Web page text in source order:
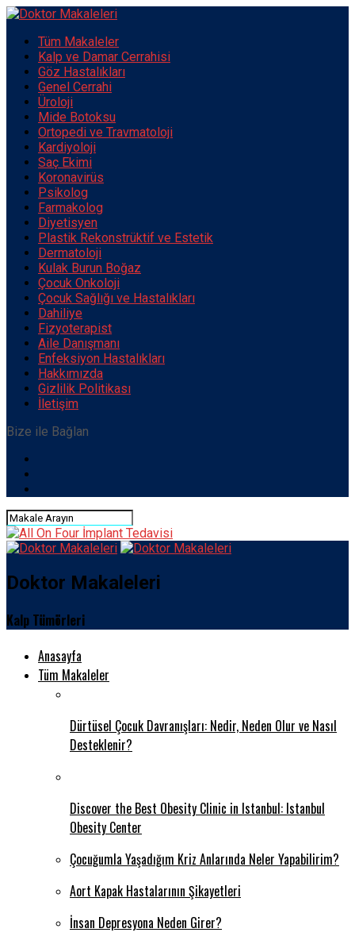
Tüm Makaleler
Kalp ve Damar Cerrahisi
Göz Hastalıkları
Genel Cerrahi
Üroloji
Mide Botoksu
Ortopedi ve Travmatoloji
Kardiyoloji
Saç Ekimi
Koronavirüs
Psikolog
Farmakolog
Diyetisyen
Plastik Rekonstrüktif ve Estetik
Dermatoloji
Kulak Burun Boğaz
Çocuk Onkoloji
Çocuk Sağlığı ve Hastalıkları
Dahiliye
Fizyoterapist
Aile Danışmanı
Enfeksiyon Hastalıkları
Hakkımızda
Gizlilik Politikası
İletişim
Bize ile Bağlan
Doktor Makaleleri
Kalp Tümörleri
Anasayfa
Tüm Makaleler
Dürtüsel Çocuk Davranışları: Nedir, Neden Olur ve Nasıl
Desteklenir?
Discover the Best Obesity Clinic in Istanbul: Istanbul
Obesity Center
Çocuğumla Yaşadığım Kriz Anlarında Neler Yapabilirim?
Aort Kapak Hastalarının Şikayetleri
İnsan Depresyona Neden Girer?